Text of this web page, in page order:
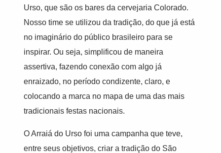
Urso, que são os bares da cervejaria Colorado.
Nosso time se utilizou da tradição, do que já está
no imaginário do público brasileiro para se
inspirar. Ou seja, simplificou de maneira
assertiva, fazendo conexão com algo já
enraizado, no período condizente, claro, e
colocando a marca no mapa de uma das mais
tradicionais festas nacionais.
O Arraiá do Urso foi uma campanha que teve,
entre seus objetivos, criar a tradição do São